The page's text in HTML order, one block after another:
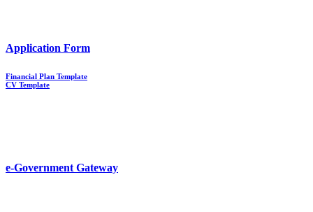
Application Form
Financial Plan Template
CV Template
e-Government Gateway